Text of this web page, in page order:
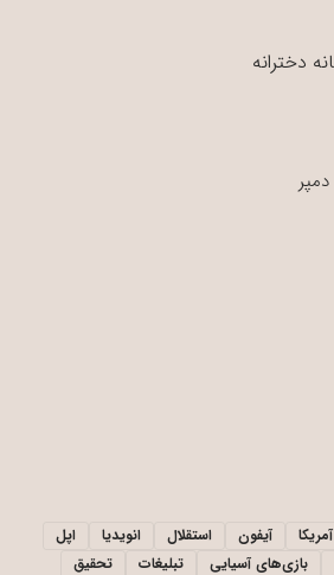
دخترانه
آمریکا آیفون استقلال انویدیا
اپل
بازی‌های آسیایی تبلیغات تحقیق